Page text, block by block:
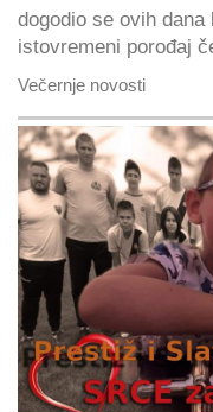
dogodio se ovih
istovremeni porođaj
Večernje novosti